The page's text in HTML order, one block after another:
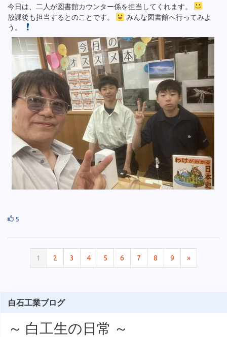
今日は、二人が図書館カウンター係を担当してくれます。
放課後も担当するとのことです。
みんな図書館へ行ってみよ
う。
5
1 2 3 4 5 6 7 8 9 »
白石工業ブログ
～ 白工生の日常 ～